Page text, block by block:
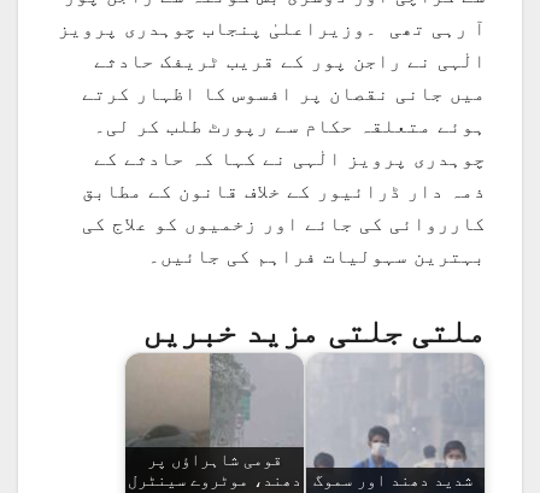
آ رہی تھی ۔وزیراعلیٰ پنجاب چوہدری پرویز
الٰہی نے راجن پور کے قریب ٹریفک حادثے
میں جانی نقصان پر افسوس کا اظہار کرتے
ہوئے متعلقہ حکام سے رپورٹ طلب کر لی۔
چوہدری پرویز الٰہی نے کہا کہ حادثے کے
ذمہ دار ڈرائیور کے خلاف قانون کے مطابق
کارروائی کی جائے اور زخمیوں کو علاج کی
بہترین سہولیات فراہم کی جائیں۔
ملتی جلتی مزید خبریں
شدید دھند اور سموگ
قومی شاہراؤں پر
دھند، موٹروے سینٹرل